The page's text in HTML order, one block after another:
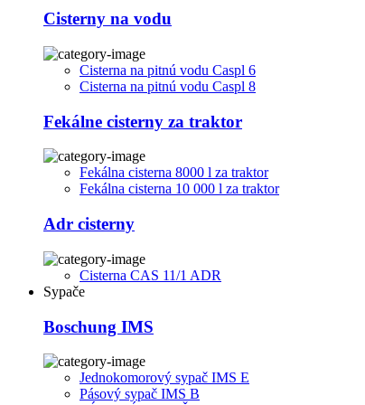
Cisterny na vodu
Cisterna na pitnú vodu Caspl 6
Cisterna na pitnú vodu Caspl 8
Fekálne cisterny za traktor
Fekálna cisterna 8000 l za traktor
Fekálna cisterna 10 000 l za traktor
Adr cisterny
Cisterna CAS 11/1 ADR
Sypače
Boschung IMS
Jednokomorový sypač IMS E
Pásový sypač IMS B